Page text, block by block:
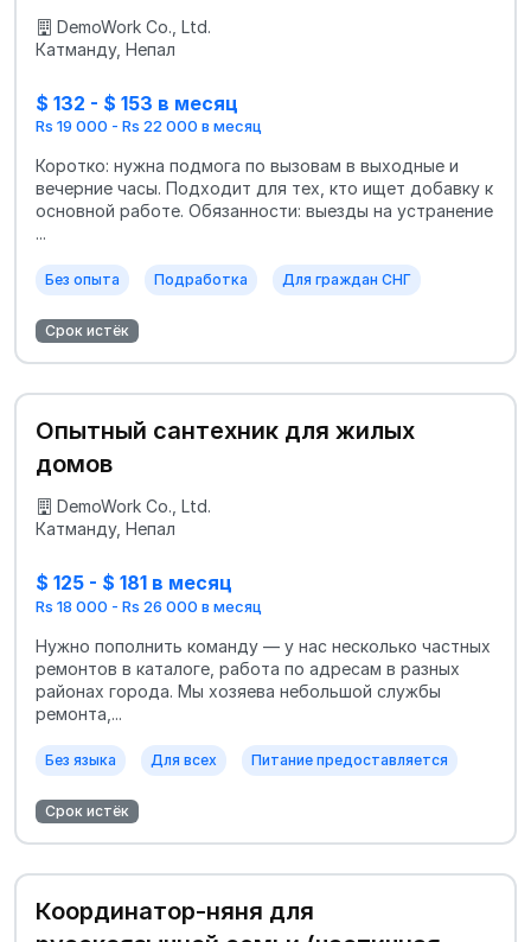
DemoWork Co., Ltd.
Катманду, Непал
$ 132 - $ 153 в месяц
Rs 19 000 - Rs 22 000 в месяц
Коротко: нужна подмога по вызовам в выходные и
вечерние часы. Подходит для тех, кто ищет добавку к
основной работе. Обязанности: выезды на устранение
...
Без опыта Подработка Для граждан СНГ
Срок истёк
Опытный сантехник для жилых
домов
DemoWork Co., Ltd.
Катманду, Непал
$ 125 - $ 181 в месяц
Rs 18 000 - Rs 26 000 в месяц
Нужно пополнить команду — у нас несколько частных
ремонтов в каталоге, работа по адресам в разных
районах города. Мы хозяева небольшой службы
ремонта,...
Без языка Для всех Питание предоставляется
Срок истёк
Координатор-няня для